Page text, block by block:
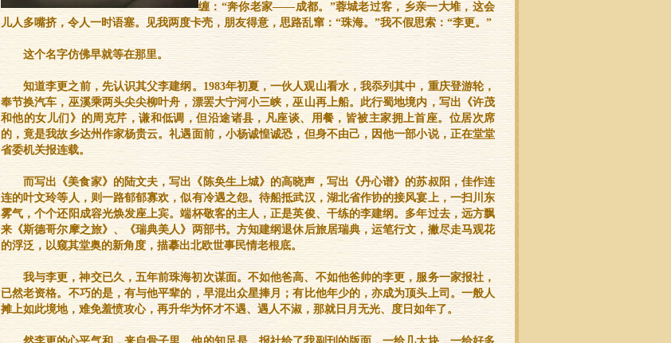
缠：“奔你老家——成都。”蓉城老过客，乡亲一大堆，这会
儿人多嘴挤，令人一时语塞。见我两度卡壳，朋友得意，思路乱窜：“珠海。”我不假思索：“李更。”
这个名字仿佛早就等在那里。
知道李更之前，先认识其父李建纲。1983年初夏，一伙人观山看水，我忝列其中，重庆登游轮，
奉节换汽车，巫溪乘两头尖尖柳叶舟，漂罢大宁河小三峡，巫山再上船。此行蜀地境内，写出《许茂
和他的女儿们》的周克芹，谦和低调，但沿途诸县，凡座谈、用餐，皆被主家拥上首座。位居次席
的，竟是我故乡达州作家杨贵云。礼遇面前，小杨诚惶诚恐，但身不由己，因他一部小说，正在堂堂
省委机关报连载。
而写出《美食家》的陆文夫，写出《陈奂生上城》的高晓声，写出《丹心谱》的苏叔阳，佳作连
连的叶文玲等人，则一路郁郁寡欢，似有冷遇之怨。待船抵武汉，湖北省作协的接风宴上，一扫川东
雾气，个个还阳成容光焕发座上宾。端杯敬客的主人，正是英俊、干练的李建纲。多年过去，远方飘
来《斯德哥尔摩之旅》、《瑞典美人》两部书。方知建纲退休后旅居瑞典，运笔行文，撇尽走马观花
的浮泛，以窥其堂奥的新角度，描摹出北欧世事民情老根底。
我与李更，神交已久，五年前珠海初次谋面。不如他爸高、不如他爸帅的李更，服务一家报社，
已然老资格。不巧的是，有与他平辈的，早混出众星捧月；有比他年少的，亦成为顶头上司。一般人
摊上如此境地，难免羞愤攻心，再升华为怀才不遇、遇人不淑，那就日月无光、度日如年了。